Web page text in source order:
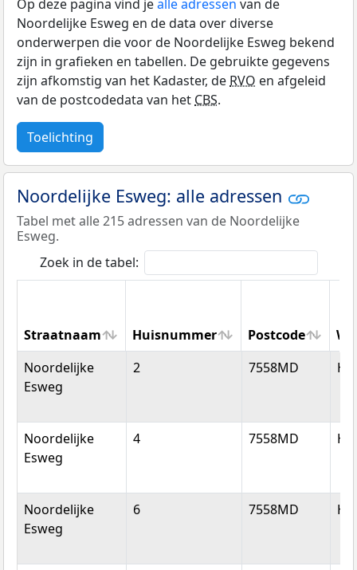
Op deze pagina vind jealle adressen van de
Noordelijke Esweg en de data over diverse
onderwerpen die voor de Noordelijke Esweg bekend
zijn in grafieken en tabellen. De gebruikte gegevens
zijn afkomstig van het Kadaster, deRVO en afgeleid
van de postcodedata van hetCBS.
Toelichting
Noordelijke Esweg: alle adressen
Tabel met alle 215 adressen van de Noordelijke
Esweg.
Zoek in de tabel:
Straatnaam Huisnummer Postcode
Straatnaam
Huisnummer Postcode
Noordelijke
Esweg
2 7558MD
Noordelijke
Esweg
4 7558MD
Noordelijke
Esweg
6 7558MD